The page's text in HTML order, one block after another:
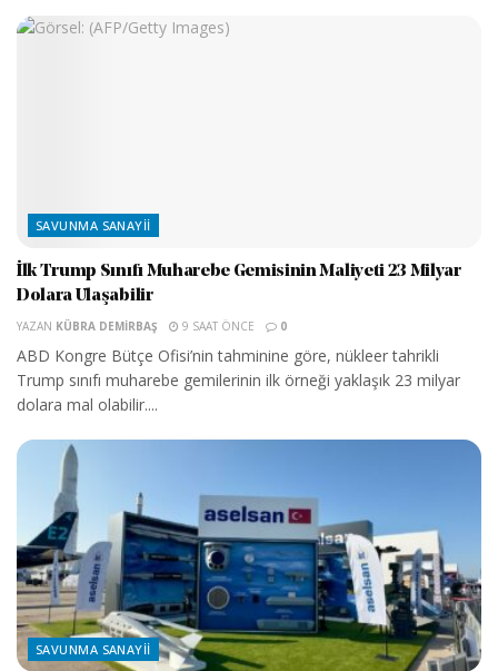
SAVUNMA SANAYII
İlk Trump Sınıfı Muharebe Gemisinin Maliyeti 23 Milyar
Dolara Ulaşabilir
YAZAN KÜBRA DEMIRBAŞ 9 SAAT ÖNCE 0
ABD Kongre Bütçe Ofisi’nin tahminine göre, nükleer tahrikli
Trump sınıfı muharebe gemilerinin ilk örneği yaklaşık 23 milyar
dolara mal olabilir....
SAVUNMA SANAYII